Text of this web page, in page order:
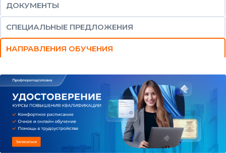
НАПРАВЛЕНИЯ ОБУЧЕНИЯ
ДОКУМЕНТЫ
СПЕЦИАЛЬНЫЕ ПРЕДЛОЖЕНИЯ